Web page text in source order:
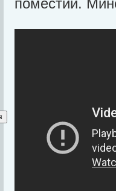
поместий.